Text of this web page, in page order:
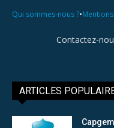
Qui sommes-nous ?•
Contactez-
ARTICLES